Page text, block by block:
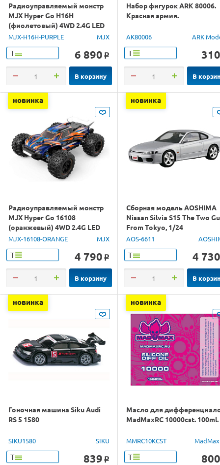
Радиоуправляемый монстр
MJX Hyper Go H16H
(фиолетовый) 4WD 2.4G LED
GPS 1/16 RTR
MJX-H16H-PURPLE MJX
Т 6 890 o
В корзину
Набор фигурок ARK 80006.
Красная армия.
AK80006 ARK
Т 310
В
новинка
Радиоуправляемый монстр
MJX Hyper Go 16108
(оранжевый) 4WD 2.4G LED
1/16 RTR
MJX-16108-ORANGE MJX
Т 4 790 o
В корзину
новинка
Сборная модель AOSHIMA
Nissan Silvia S15 The Two
From Tokyo, 1/24
AOS-6611
Т 4 730
В
новинка
Гоночная машина Siku Audi
RS 5 1580
SIKU1580 SIKU
Т 839 o
новинка
Масло для
MadMaxRC 10000cst. 100ml.
MMRC10KCST
Т 800